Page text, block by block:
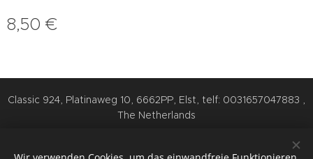
8,50 €
Classic 924, Platinaweg 10, 6662PP, Elst, telf: 0031657047883 ,
The Netherlands